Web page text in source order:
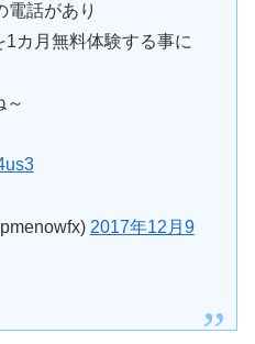
電話があり
カ月無料体験する事に
～
2017年12月9